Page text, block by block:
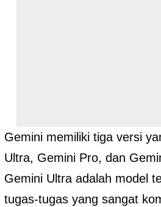
Gemini memiliki tiga versi
Ultra, Gemini Pro, dan
Gemini Ultra adalah model
tugas-tugas yang sangat